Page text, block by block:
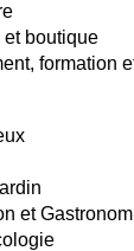
boutique
formation
et